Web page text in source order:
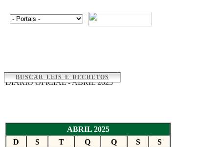
BUSCAR LEIS E DECRETOS
DIÁRIO OFICIAL - ABRIL 2025
ABRIL 2025
D
S T Q Q S
S